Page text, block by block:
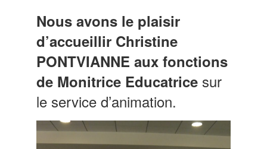
Nous avons le plaisir
d’accueillir Christine
PONTVIANNE aux fonctions
de Monitrice Educatrice sur
le service d’animation.